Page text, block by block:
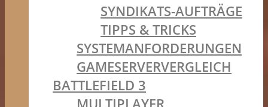
SYNDIKATS-AUFTRÄGE
TIPPS & TRICKS
SYSTEMANFORDERUNGEN
GAMESERVERVERGLEICH
BATTLEFIELD 3